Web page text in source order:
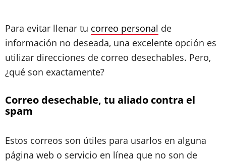
Para evitar llenar tu correo personal de
información no deseada, una excelente opción es
utilizar direcciones de correo desechables. Pero,
¿qué son exactamente?
Correo desechable, tu aliado contra el
spam
Estos correos son útiles para usarlos en alguna
página web o servicio en línea que no son de